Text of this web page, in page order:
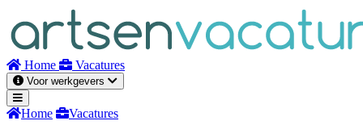
inhoud
Home Vacatures
Voor werkgevers
Home
Vacatures